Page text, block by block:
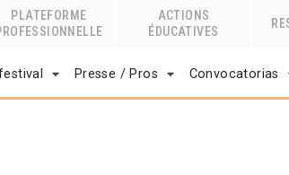
PLATEFORME
ACTIONS
ÉDUCATIVES
Presse / Pros Convocatorias